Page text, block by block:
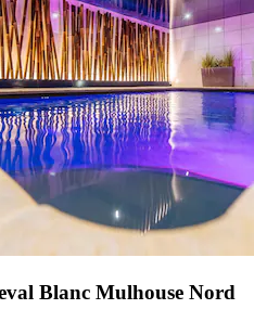
Blanc Mulhouse Nord